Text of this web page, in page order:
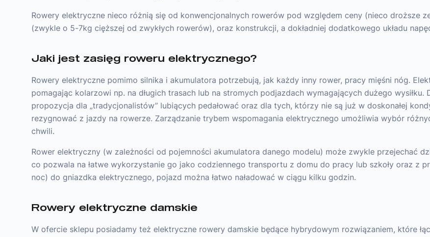
Rowery elektryczne nieco różnią się od konwencjonalnych rowerów pod względem ceny (nieco droższe
(zwykle o 5-7kg cięższej od zwykłych rowerów), oraz konstrukcji, a dokładniej dodatkowego układu
Jaki jest zasięg roweru elektrycznego?
Rowery elektryczne pomimo silnika i akumulatora potrzebują, jak każdy inny rower, pracy mięśni nóg.
pomagając kolarzowi np. na długich trasach lub na stromych podjazdach wymagających dużego
propozycja dla „tradycjonalistów” lubiących pedałować oraz dla tych, którzy nie są już w doskonałej
rezygnować z jazdy na rowerze. Zarządzanie trybem wspomagania elektrycznego umożliwia wybór
chwili.
Rower elektryczny (w zależności od pojemności akumulatora danego modelu) może zwykle przejechać
co pozwala na łatwe wykorzystanie go jako codziennego transportu z domu do pracy lub szkoły oraz z
noc) do gniazdka elektrycznego, pojazd można łatwo naładować w ciągu kilku godzin.
Rowery elektryczne damskie
W ofercie sklepu posiadamy też elektryczne rowery damskie będące hybrydowym rozwiązaniem, które